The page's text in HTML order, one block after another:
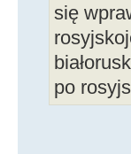
się
po